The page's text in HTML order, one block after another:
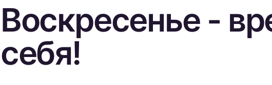
Воскресенье -
себя!